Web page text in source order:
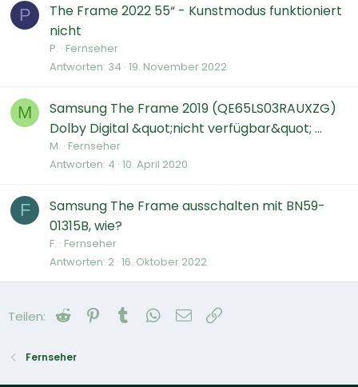
P
The Frame 2022 55“ - Kunstmodus funktioniert
nicht
P. Fernseher
Antworten 34 19. November 2022
M
Samsung The Frame 2019 (QE65LS03RAUXZG)
Dolby Digital &quot;nicht verfügbar&quot; ...
M. Fernseher
Antworten 4 10. April 2020
F
Samsung The Frame ausschalten mit BN59-
01315B, wie?
F. Fernseher
Antworten 2 16. Oktober 2022
Teilen: Reddit Pinterest
Tumblr WhatsApp
E-Mail
Fernseher